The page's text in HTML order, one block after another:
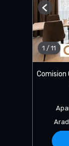
1 / 11